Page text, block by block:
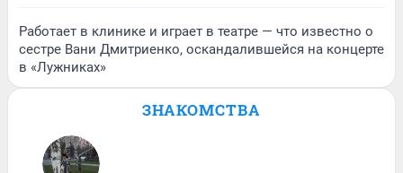
Работает в клинике и играет в театре — что известно о
сестре Вани Дмитриенко, оскандалившейся на концерте
в «Лужниках»
ЗНАКОМСТВА